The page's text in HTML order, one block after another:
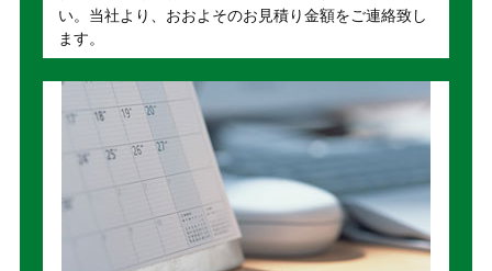
い。当社より、おおよそのお見積り金額をご連絡致し
ます。